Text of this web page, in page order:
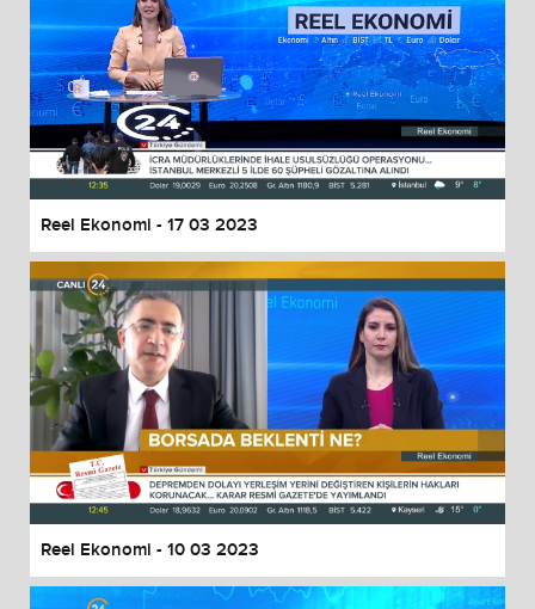
Reel Ekonomi - 17 03 2023
Reel Ekonomi - 10 03 2023